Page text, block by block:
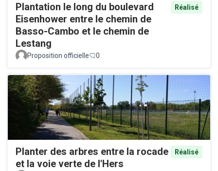
Plantation le long du boulevard
Eisenhower entre le chemin de
Basso-Cambo et le chemin de
Lestang
Réalisé
Proposition officielle 0
Planter des arbres entre la rocade
et la voie verte de l'Hers
Réalisé